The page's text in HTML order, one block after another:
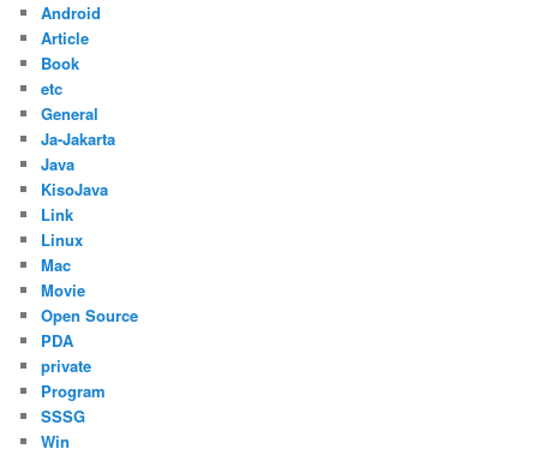
Android
Article
Book
etc
General
Ja-Jakarta
Java
KisoJava
Link
Linux
Mac
Movie
Open Source
PDA
private
Program
SSSG
Win